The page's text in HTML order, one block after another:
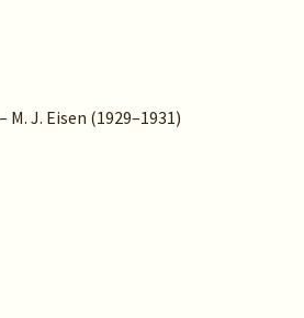
M. J. Eisen (1929–1931)